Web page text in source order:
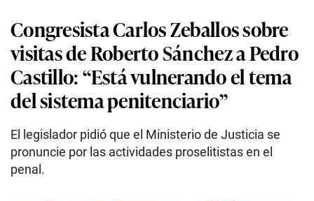
Congresista Carlos Zeballos sobre
visitas de Roberto Sánchez a Pedro
Castillo: “Está vulnerando el tema
del sistema penitenciario”
El legislador pidió que el Ministerio de Justicia se
pronuncie por las actividades proselitistas en el
penal.